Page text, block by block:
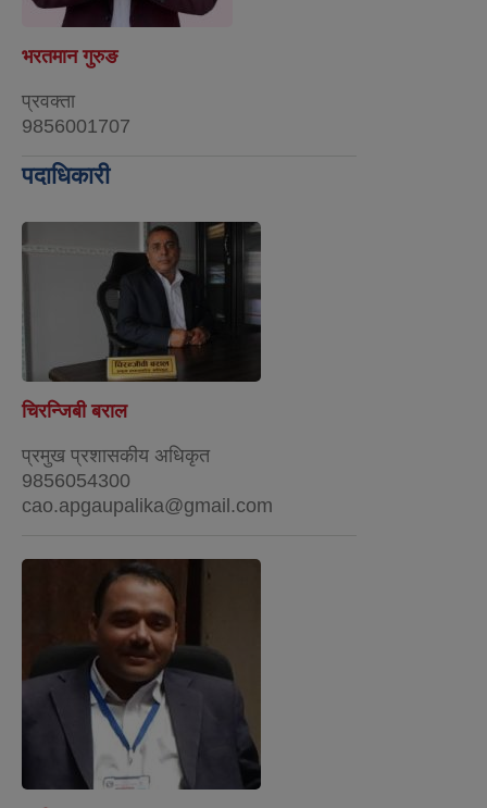
भरतमान गुरुङ
प्रवक्ता
9856001707
पदाधिकारी
चिरन्जिबी बराल
प्रमुख प्रशासकीय अधिकृत
9856054300
cao.apgaupalika@gmail.com